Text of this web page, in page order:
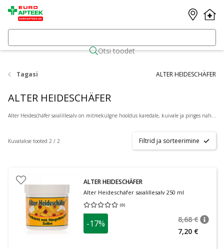
Otsi toodet
Tagasi ALTER HEIDESCHÄFER
ALTER HEIDESCHÄFER
Alter Heideschäfer saialillesalv on mitmekülgne hooldus karedale, kuivale ja pinges nahale.
Kuvatakse tooted 2 / 2 Filtrid ja sorteerimine
ALTER HEIDESCHÄFER
Alter Heideschäfer saialillesalv 250 ml
(0)
Keskmine hinnang 0.00
-17% 8,68 €
7,20 €